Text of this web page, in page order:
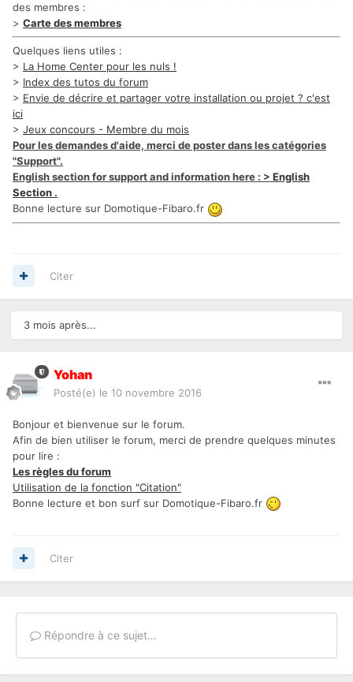
des membres :
> Carte des membres
Quelques liens utiles :
> La Home Center pour les nuls !
> Index des tutos du forum
> Envie de décrire et partager votre installation ou projet ? c'est
ici
> Jeux concours - Membre du mois
Pour les demandes d'aide, merci de poster dans les catégories
"Support".
English section for support and information here : > English
Section .
Bonne lecture sur Domotique-Fibaro.fr
Citer
3 mois après...
Yohan
Posté(e) le 10 novembre 2016
Bonjour et bienvenue sur le forum.
Afin de bien utiliser le forum, merci de prendre quelques minutes
pour lire :
Les règles du forum
Utilisation de la fonction "Citation"
Bonne lecture et bon surf sur Domotique-Fibaro.fr
Citer
Répondre à ce sujet…